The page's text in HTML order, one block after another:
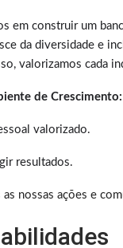
em construir um
da diversidade e
valorizamos cada
de Crescimento:
valorizado.
resultados.
as nossas ações e